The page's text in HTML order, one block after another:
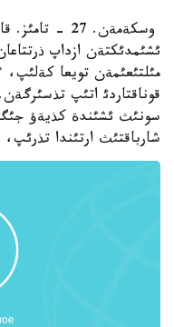
وسكةمةن. 27
ئشئمدئكتةن ازداپ
مئلتئعئمةن تويعا كةلئپ،
قوناقتاردئ اتئپ
شارباقتئث ارتئندا تذرئپ، شامامةن 20 مةتر